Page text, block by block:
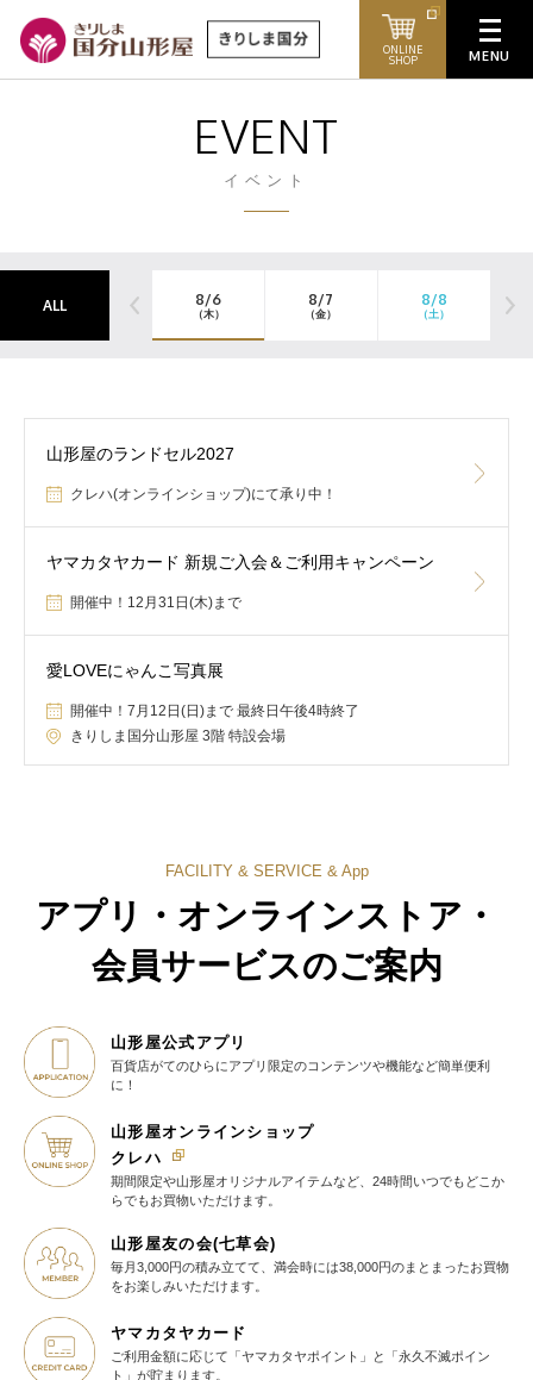
ONLINE
SHOP
EVENT
イベント
ALL 8/6
（木）
8/7
（金）
8/8
（土）
山形屋のランドセル2027
クレハ(オンラインショップ)にて承り中！
ヤマカタヤカード 新規ご入会＆ご利用キャンペーン
開催中！12月31日(木)まで
愛LOVEにゃんこ写真展
開催中！7月12日(日)まで 最終日午後4時終了
きりしま国分山形屋 3階 特設会場
FACILITY & SERVICE & App
アプリ・オンラインストア・
会員サービスのご案内
山形屋公式アプリ
百貨店がてのひらにアプリ限定のコンテンツや機能など簡単便利
に！
山形屋オンラインショップ
クレハ
期間限定や山形屋オリジナルアイテムなど、24時間いつでもどこか
らでもお買物いただけます。
山形屋友の会(七草会)
毎月3,000円の積み立てて、満会時には38,000円のまとまったお買物
をお楽しみいただけます。
ヤマカタヤカード
ご利用金額に応じて 「ヤマカタヤポイント」と
「永久不滅ポイン
ト」が貯まります。